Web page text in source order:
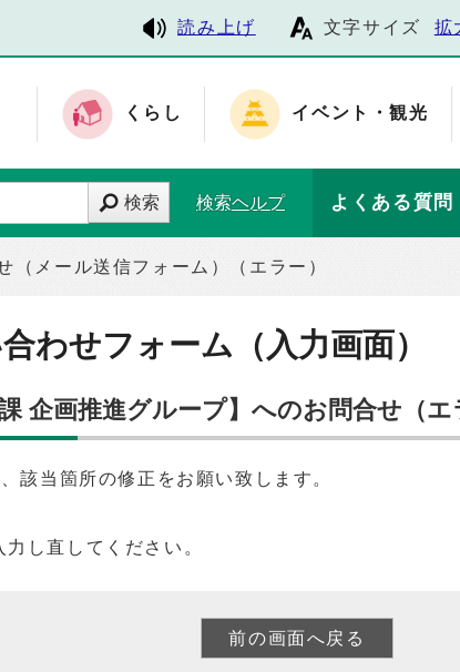
読み上げ 文字サイズ 拡
くらし イベント・観光
検索 検索ヘルプ よくある質問
（メール送信フォーム）（エラー）
わせフォーム（入力画面）
企画推進グループ】へのお問合せ（エ
該当箇所の修正をお願い致します。
し直してください。